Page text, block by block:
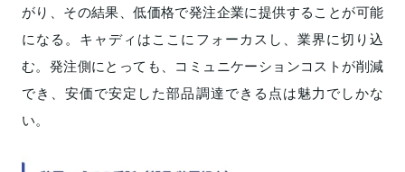
がり、その結果、低価格で発注企業に提供することが可能
になる。キャディはここにフォーカスし、業界に切り込
む。発注側にとっても、コミュニケーションコストが削減
でき、安価で安定した部品調達できる点は魅力でしかな
い。